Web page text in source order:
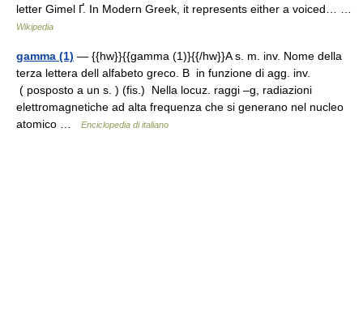
letter Gimel Ґ. In Modern Greek, it represents either a voiced… …
Wikipedia
gamma (1) — {{hw}}{{gamma (1)}{{/hw}}A s. m. inv. Nome della
terza lettera dell alfabeto greco. B in funzione di agg. inv.
( posposto a un s. ) (fis.) Nella locuz. raggi –g, radiazioni
elettromagnetiche ad alta frequenza che si generano nel nucleo
atomico …
Enciclopedia di italiano